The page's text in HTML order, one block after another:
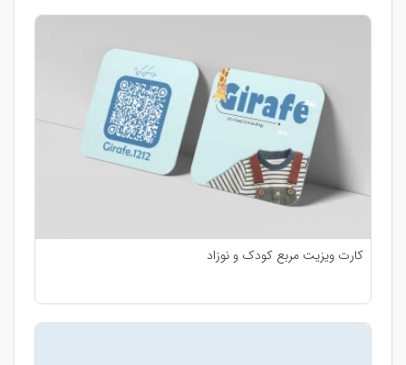
کارت ویزیت مربع کودک و نوزاد